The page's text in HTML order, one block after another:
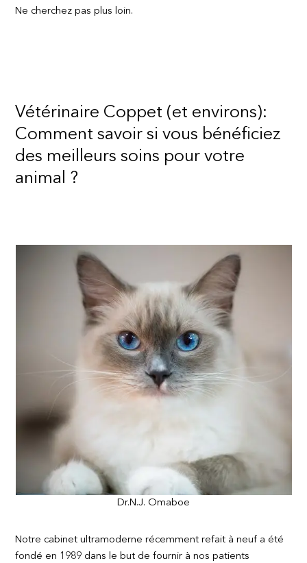
Ne cherchez pas plus loin.
Vétérinaire Coppet (et environs):
Comment savoir si vous bénéficiez
des meilleurs soins pour votre
animal ?
Dr.N.J. Omaboe
Notre cabinet ultramoderne récemment refait à neuf a été
fondé en 1989 dans le but de fournir à nos patients